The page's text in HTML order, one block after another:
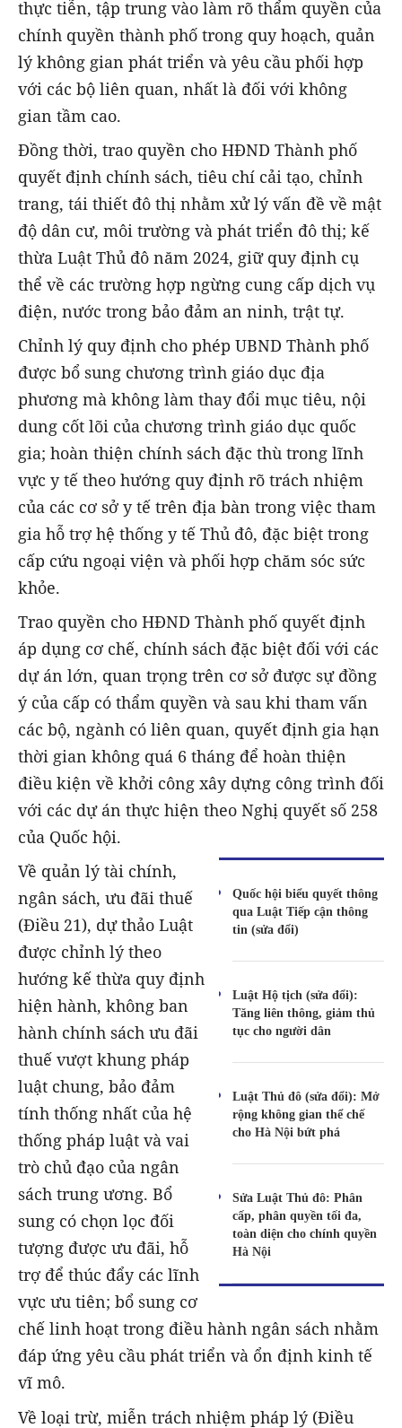
thực tiễn, tập trung vào làm rõ thẩm quyền của
chính quyền thành phố trong quy hoạch, quản
lý không gian phát triển và yêu cầu phối hợp
với các bộ liên quan, nhất là đối với không
gian tầm cao.
Đồng thời, trao quyền cho HĐND Thành phố
quyết định chính sách, tiêu chí cải tạo, chỉnh
trang, tái thiết đô thị nhằm xử lý vấn đề về mật
độ dân cư, môi trường và phát triển đô thị; kế
thừa Luật Thủ đô năm 2024, giữ quy định cụ
thể về các trường hợp ngừng cung cấp dịch vụ
điện, nước trong bảo đảm an ninh, trật tự.
Chỉnh lý quy định cho phép UBND Thành phố
được bổ sung chương trình giáo dục địa
phương mà không làm thay đổi mục tiêu, nội
dung cốt lõi của chương trình giáo dục quốc
gia; hoàn thiện chính sách đặc thù trong lĩnh
vực y tế theo hướng quy định rõ trách nhiệm
của các cơ sở y tế trên địa bàn trong việc tham
gia hỗ trợ hệ thống y tế Thủ đô, đặc biệt trong
cấp cứu ngoại viện và phối hợp chăm sóc sức
khỏe.
Trao quyền cho HĐND Thành phố quyết định
áp dụng cơ chế, chính sách đặc biệt đối với các
dự án lớn, quan trọng trên cơ sở được sự đồng
ý của cấp có thẩm quyền và sau khi tham vấn
các bộ, ngành có liên quan, quyết định gia hạn
thời gian không quá 6 tháng để hoàn thiện
điều kiện về khởi công xây dựng công trình đối
với các dự án thực hiện theo Nghị quyết số 258
của Quốc hội.
Quốc hội biểu quyết thông
qua Luật Tiếp cận thông
tin (sửa đổi)
Luật Hộ tịch (sửa đổi):
Tăng liên thông, giảm thủ
tục cho người dân
Luật Thủ đô (sửa đổi): Mở
rộng không gian thể chế
cho Hà Nội bứt phá
Sửa Luật Thủ đô: Phân
cấp, phân quyền tối đa,
toàn diện cho chính quyền
Hà Nội
Về quản lý tài chính,
ngân sách, ưu đãi thuế
(Điều 21), dự thảo Luật
được chỉnh lý theo
hướng kế thừa quy định
hiện hành, không ban
hành chính sách ưu đãi
thuế vượt khung pháp
luật chung, bảo đảm
tính thống nhất của hệ
thống pháp luật và vai
trò chủ đạo của ngân
sách trung ương. Bổ
sung có chọn lọc đối
tượng được ưu đãi, hỗ
trợ để thúc đẩy các lĩnh
vực ưu tiên; bổ sung cơ
chế linh hoạt trong điều hành ngân sách nhằm
đáp ứng yêu cầu phát triển và ổn định kinh tế
vĩ mô.
Về loại trừ, miễn trách nhiệm pháp lý (Điều